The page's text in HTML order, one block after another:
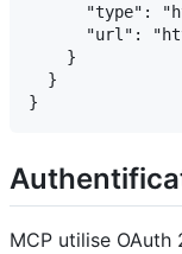
"type":
"url":
    }
  }
MCP utilise